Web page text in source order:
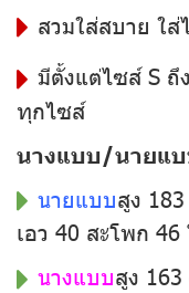
สวมใส่สบาย ใ
มีตั้งแต่ไซส์ S ถึ
ทุกไซส์
นางแบบ/นายแ
นายแบบสูง
เอว 40 สะโพก 46
นางแบบสูง